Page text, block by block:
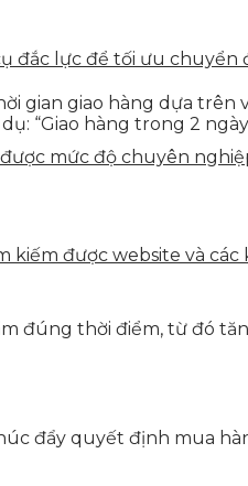
đắc lực để tối ưu chuyển
mức độ chuyên
kiếm được website và
gian giao hàng dựa trên
“Giao hàng trong 2
đúng thời điểm, từ đó
đẩy quyết định mua